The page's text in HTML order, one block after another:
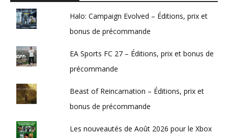
Halo: Campaign Evolved – Éditions, prix et
bonus de précommande
EA Sports FC 27 – Éditions, prix et bonus de
précommande
Beast of Reincarnation – Éditions, prix et
bonus de précommande
Les nouveautés de Août 2026 pour le Xbox